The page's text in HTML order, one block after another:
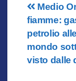
articoli
Medio
fiamme:
petrolio
mondo
visto dalle